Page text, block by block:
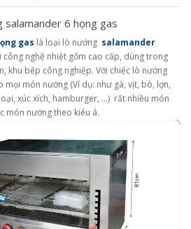
6 họng gas
gas là loại lò nướng salamander
công nghệ nhiệt gốm cao cấp, dùng trong
khu bếp công nghiệp. Với chiếc lò nướng
mọi món nướng (Ví dụ: như gà, vịt, bò, lợn,
xúc xích, hamburger, ...) rất nhiều món
món nướng theo kiểu á.